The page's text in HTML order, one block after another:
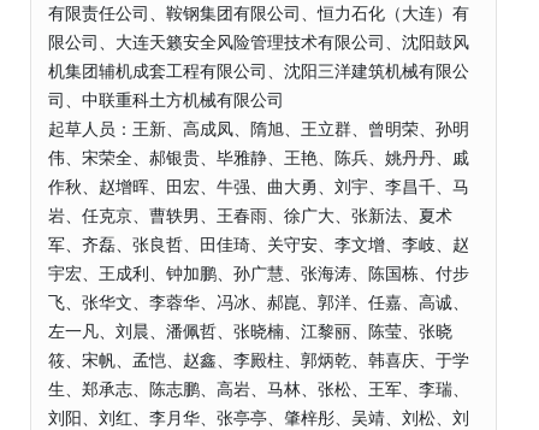
有限责任公司、鞍钢集团有限公司、恒力石化（大连）有
限公司、大连天籁安全风险管理技术有限公司、沈阳鼓风
机集团辅机成套工程有限公司、沈阳三洋建筑机械有限公
司、中联重科土方机械有限公司
起草人员：王新、高成凤、隋旭、王立群、曾明荣、孙明
伟、宋荣全、郝银贵、毕雅静、王艳、陈兵、姚丹丹、戚
作秋、赵增晖、田宏、牛强、曲大勇、刘宇、李昌千、马
岩、任克京、曹轶男、王春雨、徐广大、张新法、夏术
军、齐磊、张良哲、田佳琦、关守安、李文增、李岐、赵
宇宏、王成利、钟加鹏、孙广慧、张海涛、陈国栋、付步
飞、张华文、李蓉华、冯冰、郝崑、郭洋、任嘉、高诚、
左一凡、刘晨、潘佩哲、张晓楠、江黎丽、陈莹、张晓
筱、宋帆、孟恺、赵鑫、李殿柱、郭炳乾、韩喜庆、于学
生、郑承志、陈志鹏、高岩、马林、张松、王军、李瑞、
刘阳、刘红、李月华、张亭亭、肇梓彤、吴靖、刘松、刘